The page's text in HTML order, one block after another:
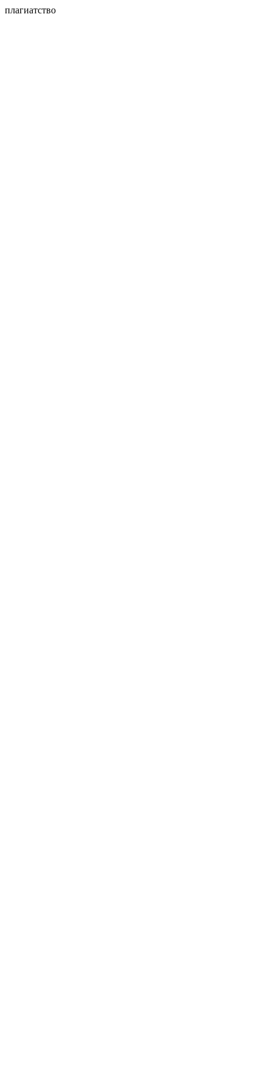
плагиатство